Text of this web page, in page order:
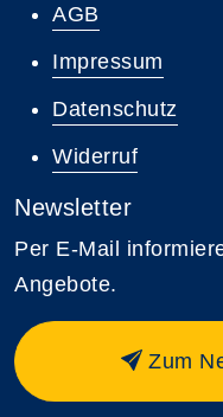
AGB
Impressum
Datenschutz
Widerruf
Newsletter
Per E-Mail
Angebote.
Zum